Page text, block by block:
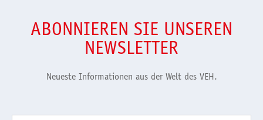
ABONNIEREN SIE UNSEREN
NEWSLETTER
Neueste Informationen aus der Welt des VEH.